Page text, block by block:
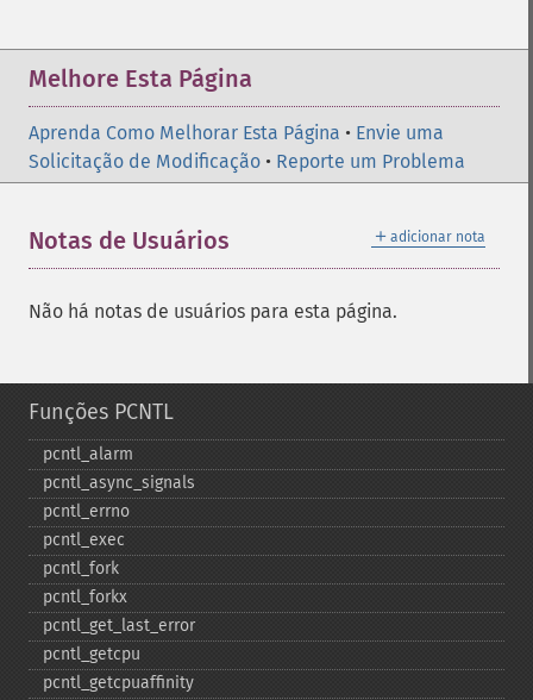
Melhore Esta Página
Aprenda Como Melhorar Esta Página • Envie uma
Solicitação de Modificação • Reporte um Problema
＋ adicionar nota
Notas de Usuários
Não há notas de usuários para esta página.
Funções PCNTL
pcntl_​alarm
pcntl_​async_​signals
pcntl_​errno
pcntl_​exec
pcntl_​fork
pcntl_​forkx
pcntl_​get_​last_​error
pcntl_​getcpu
pcntl_​getcpuaffinity